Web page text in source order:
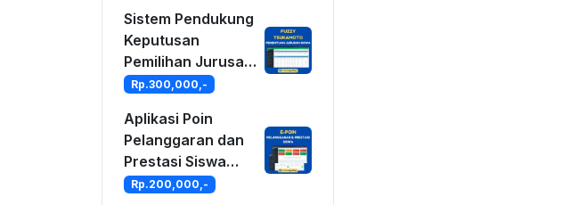
Anda
Sistem Pendukung
Keputusan
Pemilihan Jurusan
Siswa Metode
Berbasis Web
Rp.300,000,-
Aplikasi Poin
Pelanggaran dan
Prestasi Siswa
Dengan PHP dan
Rp.200,000,-